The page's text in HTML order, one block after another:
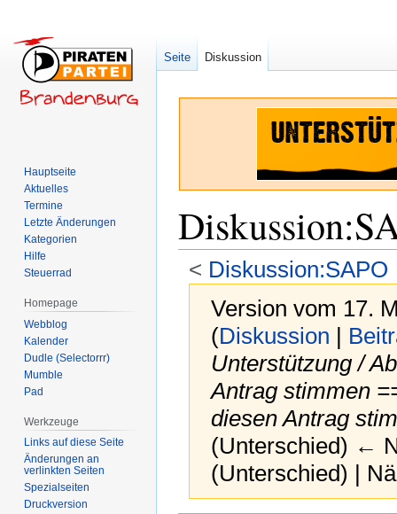
Diskussion:
< Diskussion:SAPO
Version vom 17.
(Diskussion |
Unterstützung /
Antrag stimmen
diesen Antrag
(Unterschied) ←
(Unterschied) |
Seite Diskussion
Hauptseite
Aktuelles
Termine
Letzte Änderungen
Kategorien
Hilfe
Steuerrad
Homepage
Webblog
Kalender
Dudle (Selectorrr)
Mumble
Pad
Werkzeuge
Links auf diese Seite
Änderungen an
verlinkten Seiten
Spezialseiten
Druckversion